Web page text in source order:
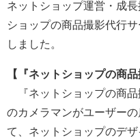
ネットショップ運営・成
ショップの商品撮影代行
しました。
【『ネットショップの商
『ネットショップの商品
のカメラマンがユーザー
て、ネットショップのデ